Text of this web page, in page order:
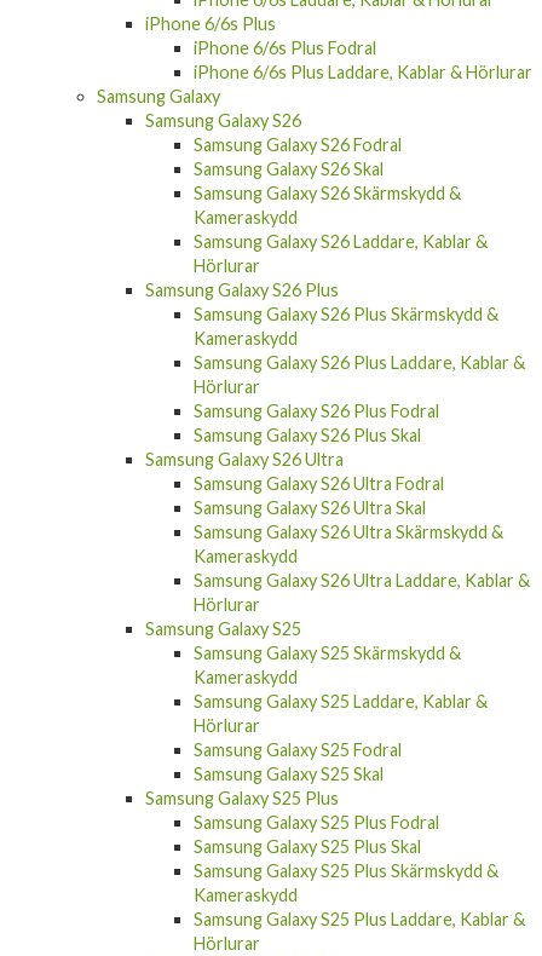
iPhone 6/6s Plus
iPhone 6/6s Plus Fodral
iPhone 6/6s Plus Laddare, Kablar & Hörlurar
Samsung Galaxy
Samsung Galaxy S26
Samsung Galaxy S26 Fodral
Samsung Galaxy S26 Skal
Samsung Galaxy S26 Skärmskydd &
Kameraskydd
Samsung Galaxy S26 Laddare, Kablar &
Hörlurar
Samsung Galaxy S26 Plus
Samsung Galaxy S26 Plus Skärmskydd &
Kameraskydd
Samsung Galaxy S26 Plus Laddare, Kablar &
Hörlurar
Samsung Galaxy S26 Plus Fodral
Samsung Galaxy S26 Plus Skal
Samsung Galaxy S26 Ultra
Samsung Galaxy S26 Ultra Fodral
Samsung Galaxy S26 Ultra Skal
Samsung Galaxy S26 Ultra Skärmskydd &
Kameraskydd
Samsung Galaxy S26 Ultra Laddare, Kablar &
Hörlurar
Samsung Galaxy S25
Samsung Galaxy S25 Skärmskydd &
Kameraskydd
Samsung Galaxy S25 Laddare, Kablar &
Hörlurar
Samsung Galaxy S25 Fodral
Samsung Galaxy S25 Skal
Samsung Galaxy S25 Plus
Samsung Galaxy S25 Plus Fodral
Samsung Galaxy S25 Plus Skal
Samsung Galaxy S25 Plus Skärmskydd &
Kameraskydd
Samsung Galaxy S25 Plus Laddare, Kablar &
Hörlurar